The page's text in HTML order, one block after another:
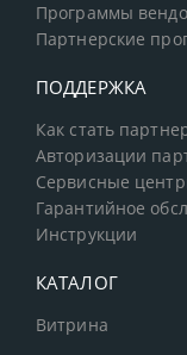
Программы
Партнерские
ПОДДЕРЖКА
Как стать
Авторизации
Сервисные
Гарантийное
Инструкции
КАТАЛОГ
Витрина